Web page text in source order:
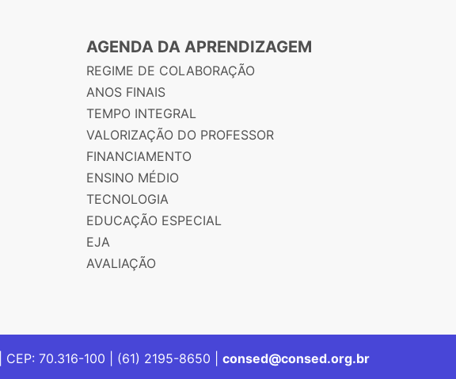
AGENDA DA APRENDIZAGEM
REGIME DE COLABORAÇÃO
ANOS FINAIS
TEMPO INTEGRAL
VALORIZAÇÃO DO PROFESSOR
FINANCIAMENTO
ENSINO MÉDIO
TECNOLOGIA
EDUCAÇÃO ESPECIAL
EJA
AVALIAÇÃO
70.316-100 | (61) 2195-8650 | consed@consed.org.br